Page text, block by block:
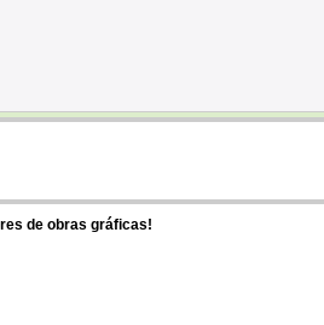
de obras gráficas!